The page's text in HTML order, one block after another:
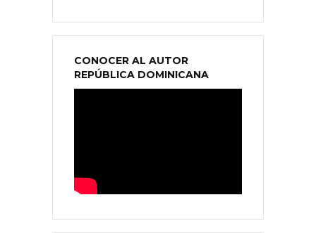
CONOCER AL AUTOR
REPÚBLICA DOMINICANA